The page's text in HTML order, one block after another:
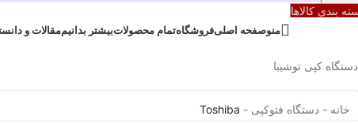
بندی کالاها
منوصفحه اصلیفروشگاهتمام محصولاتبیشتر بدانیممقالات و
دستگاه کپی توشیبا
خانه - دستگاه فتوکپی -
Toshiba